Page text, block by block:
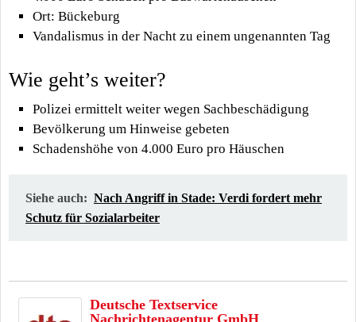
Ort: Bückeburg
Vandalismus in der Nacht zu einem ungenannten Tag
Wie geht’s weiter?
Polizei ermittelt weiter wegen Sachbeschädigung
Bevölkerung um Hinweise gebeten
Schadenshöhe von 4.000 Euro pro Häuschen
Siehe auch: Nach Angriff in Stade: Verdi fordert mehr
Schutz für Sozialarbeiter
Deutsche Textservice